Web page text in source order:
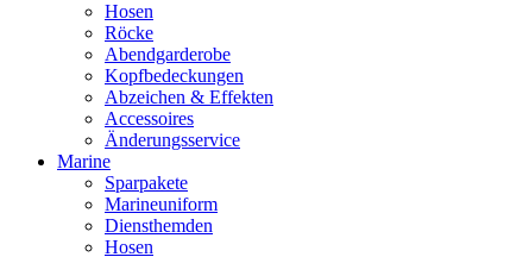
Hosen
Röcke
Abendgarderobe
Kopfbedeckungen
Abzeichen & Effekten
Accessoires
Änderungsservice
Marine
Sparpakete
Marineuniform
Diensthemden
Hosen